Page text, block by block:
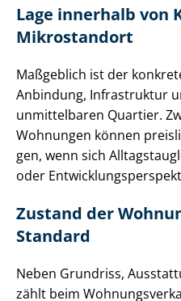
Lage innerhalb von
Mikrostandort
Maßgeblich ist der
Anbindung, Infrastruktur
unmittelbaren Quartier.
Wohnungen können
gen, wenn sich
oder
Zustand der
Standard
Neben Grundriss,
zählt beim